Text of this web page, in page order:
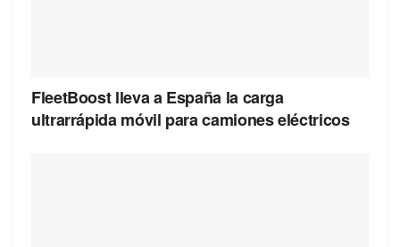
FleetBoost lleva a España la carga
ultrarrápida móvil para camiones eléctricos